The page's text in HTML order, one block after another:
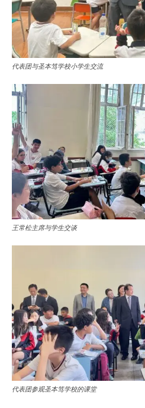
代表团与圣本笃学校小学生交流
王常松主席与学生交谈
代表团参观圣本笃学校的课堂